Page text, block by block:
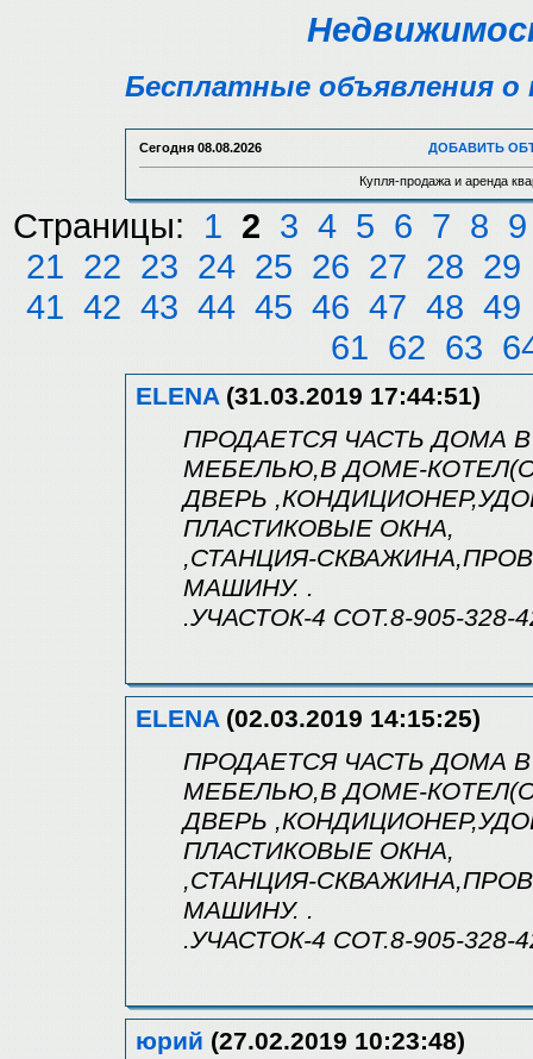
Бесплатные объявления о
Сегодня 08.08.2026 ДОБАВИТЬ
Купля-продажа и аренда
Страницы: 1 2 3 4 5 6 7 8 9
21 22 23 24 25 26 27 28 29
41 42 43 44 45 46 47 48 49
61 62 63
ELENA(31.03.2019 17:44:51)
ПРОДАЕТСЯ ЧАСТЬ ДОМА
МЕБЕЛЬЮ,В ДОМЕ-
ДВЕРЬ
ПЛАСТИКОВЫЕ ОКНА,
,СТАНЦИЯ-
МАШИНУ. .
.УЧАСТОК-4 СОТ.8-905-328-
ELENA(02.03.2019 14:15:25)
ПРОДАЕТСЯ ЧАСТЬ ДОМА
МЕБЕЛЬЮ,В ДОМЕ-
ДВЕРЬ
ПЛАСТИКОВЫЕ ОКНА,
,СТАНЦИЯ-
МАШИНУ. .
.УЧАСТОК-4 СОТ.8-905-328-
юрий (27.02.2019 10:23:48)